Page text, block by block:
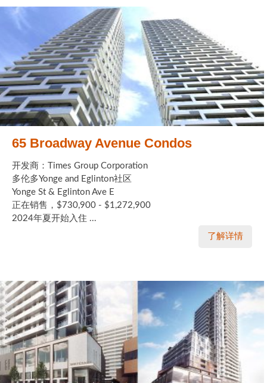
65 Broadway Avenue Condos
开发商：Times Group Corporation
多伦多Yonge and Eglinton社区
Yonge St & Eglinton Ave E
正在销售，$730,900 - $1,272,900
2024年夏开始入住 ...
了解详情